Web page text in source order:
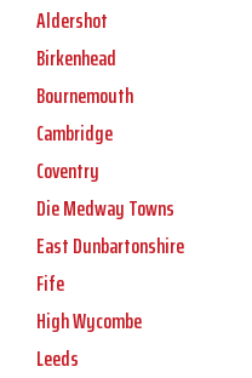
Aldershot
Birkenhead
Bournemouth
Cambridge
Coventry
Die Medway Towns
East Dunbartonshire
Fife
High Wycombe
Leeds